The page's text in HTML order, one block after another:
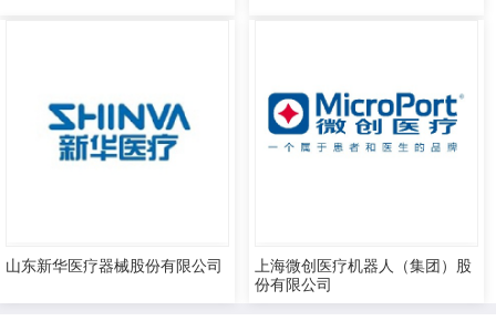
山东新华医疗器械股份有限公司
上海微创医疗机器人（集团）股
份有限公司